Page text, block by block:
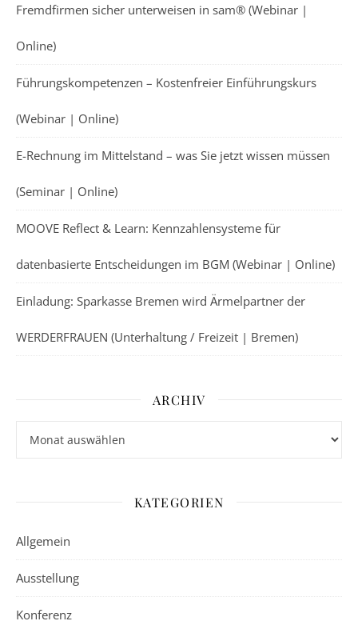
Fremdfirmen sicher unterweisen in sam® (Webinar |
Online)
Führungskompetenzen – Kostenfreier Einführungskurs
(Webinar | Online)
E-Rechnung im Mittelstand – was Sie jetzt wissen müssen
(Seminar | Online)
MOOVE Reflect & Learn: Kennzahlensysteme für
datenbasierte Entscheidungen im BGM (Webinar | Online)
Einladung: Sparkasse Bremen wird Ärmelpartner der
WERDERFRAUEN (Unterhaltung / Freizeit | Bremen)
ARCHIV
KATEGORIEN
Allgemein
Ausstellung
Konferenz